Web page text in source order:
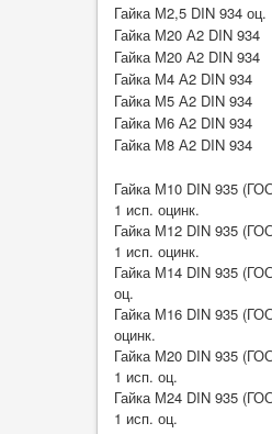
Гайка М2,5 DIN 934 оц.
Гайка М20 А2 DIN 934
Гайка М20 А2 DIN 934
Гайка М4 А2 DIN 934
Гайка М5 А2 DIN 934
Гайка М6 А2 DIN 934
Гайка М8 А2 DIN 934
Гайка М10 DIN 935
1 исп. оцинк.
Гайка М12 DIN 935
1 исп. оцинк.
Гайка М14 DIN 935
оц.
Гайка М16 DIN 935
оцинк.
Гайка М20 DIN 935
1 исп. оц.
Гайка М24 DIN 935
1 исп. оц.